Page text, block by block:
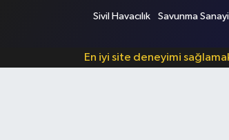
Sivil Havacılık Savunma
En iyi site deneyimi